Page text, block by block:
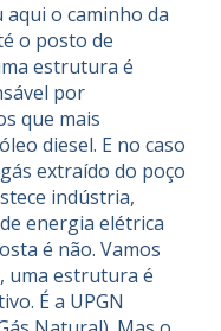
aqui o caminho da
o posto de
estrutura é
por
que mais
diesel. E no caso
extraído do poço
indústria,
energia elétrica
é não. Vamos
uma estrutura é
É a UPGN